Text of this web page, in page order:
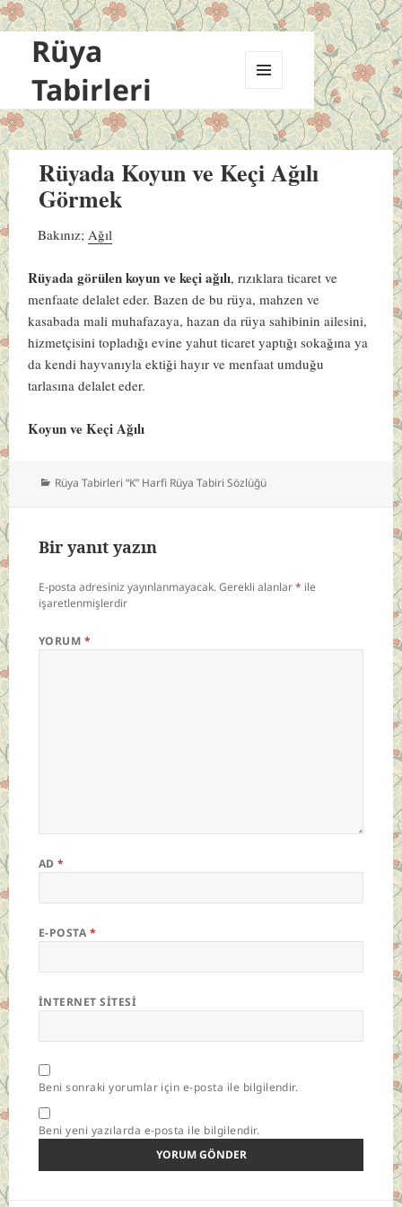
Rüya
Tabirleri
VE
BILEŞENLER
Rüyada Koyun ve Keçi Ağılı
Görmek
Bakınız; Ağıl
Rüyada görülen koyun ve keçi ağılı, rızıklara ticaret ve
menfaate delalet eder. Bazen de bu rüya, mahzen ve
kasabada mali muhafazaya, hazan da rüya sahibinin ailesini,
hizmetçisini topladığı evine yahut ticaret yaptığı sokağına ya
da kendi hayvanıyla ektiği hayır ve menfaat umduğu
tarlasına delalet eder.
Koyun ve Keçi Ağılı
Kategoriler
Rüya Tabirleri “K” Harfi Rüya Tabiri Sözlüğü
Bir yanıt yazın
E-posta adresiniz yayınlanmayacak.Gerekli alanlar* ile
işaretlenmişlerdir
YORUM *
AD*
E-POSTA *
İNTERNET SITESI
Beni sonraki yorumlar için e-posta ile bilgilendir.
Beni yeni yazılarda e-posta ile bilgilendir.